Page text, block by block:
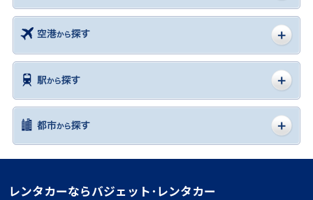
レンタカーならバジェット･レンタカー